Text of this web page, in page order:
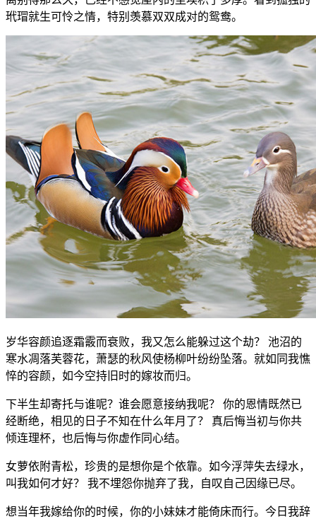
玳瑁就生可怜之情，特别羡慕双双成对的鸳鸯。
岁华容颜追逐霜霰而衰败，我又怎么能躲过这个劫？ 池沼的
寒水凋落芙蓉花，萧瑟的秋风使杨柳叶纷纷坠落。就如同我憔
悴的容颜，如今空持旧时的嫁妆而归。
下半生却寄托与谁呢？谁会愿意接纳我呢？ 你的恩情既然已
经断绝，相见的日子不知在什么年月了？ 真后悔当初与你共
倾连理杯，也后悔与你虚作同心结。
女萝依附青松，珍贵的是想你是个依靠。如今浮萍失去绿水，
叫我如何才好？ 我不埋怨你抛弃了我，自叹自己因缘已尽。
想当年我嫁给你的时候，你的小妹妹才能倚床而行。今日我辞